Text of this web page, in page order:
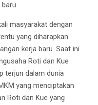
masyarakat dengan
yang diharapkan
kerja baru. Saat ini
Roti dan Kue
terjun dalam dunia
yang menciptakan
Roti dan Kue yang